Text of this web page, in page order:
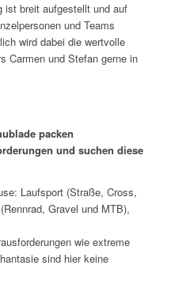
ist breit aufgestellt und auf
und Teams
wird dabei die wertvolle
Carmen und Stefan gerne in
packen
und suchen diese
Laufsport (Straße, Cross,
Gravel und MTB),
wie extreme
sind hier keine